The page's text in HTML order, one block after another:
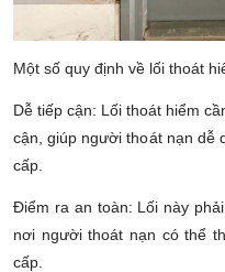
Một số quy định về lối thoát
Dễ tiếp cận: Lối thoát hiểm
cận, giúp người thoát nạn dễ
cấp.
Điểm ra an toàn: Lối này
nơi người thoát nạn có thể
cấp.